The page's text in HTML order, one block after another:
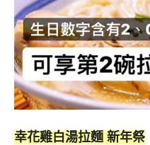
幸花雞白湯拉麵 新年祭